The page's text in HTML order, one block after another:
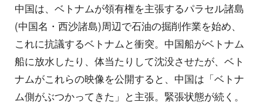
中国は、ベトナムが領有権を主張するパラセル諸島
(中国名・西沙諸島)周辺で石油の掘削作業を始め、
これに抗議するベトナムと衝突。中国船がベトナム
船に放水したり、体当たりして沈没させたが、ベト
ナムがこれらの映像を公開すると、中国は「ベトナ
ム側がぶつかってきた」と主張。緊張状態が続く。